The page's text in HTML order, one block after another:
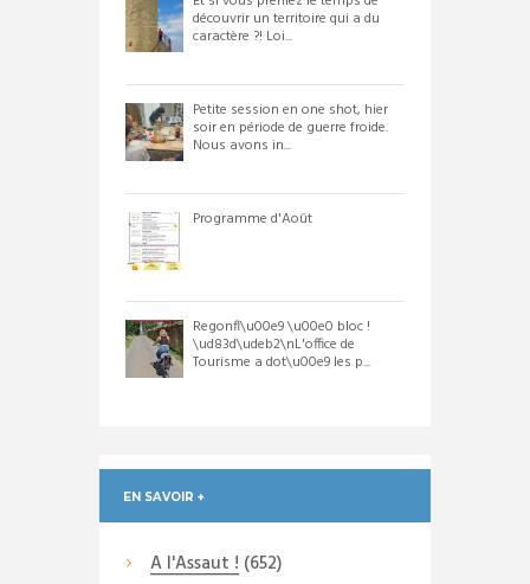
découvrir un territoire qui a du
caractère ?! Loi...
Petite session en one shot, hier
soir en période de guerre froide.
Nous avons in...
Programme d'Août
Regonfl\u00e9 \u00e0 bloc !
\ud83d\udeb2\nL'office de
Tourisme a dot\u00e9 les p...
EN SAVOIR +
A l'Assaut ! (652)